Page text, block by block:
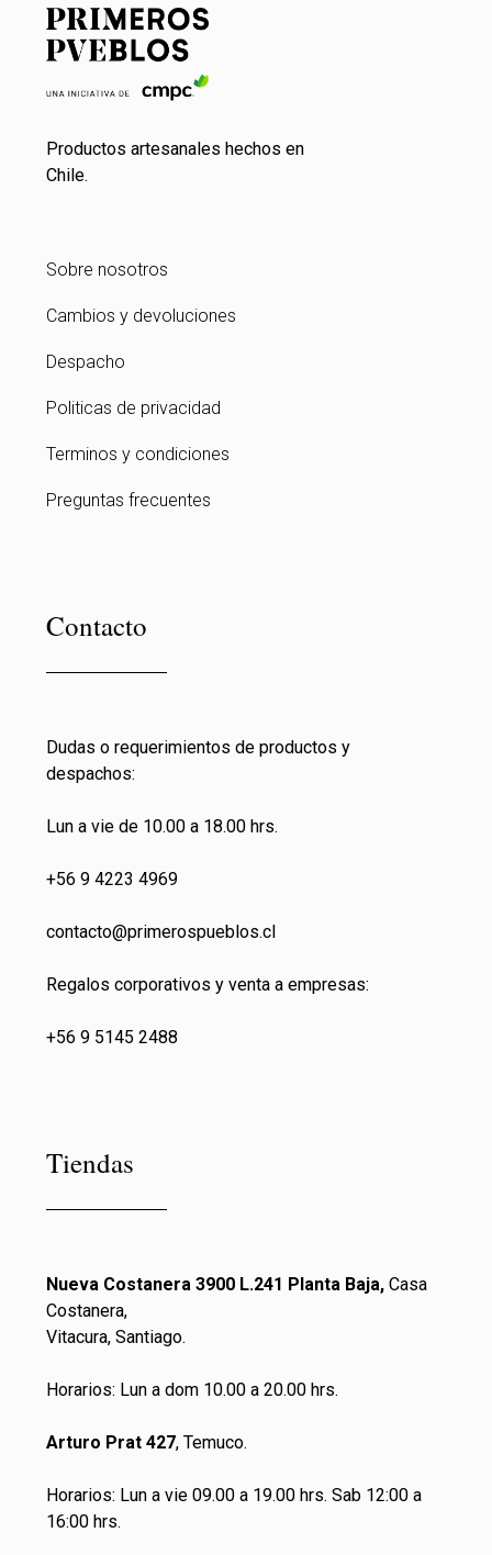
Productos artesanales hechos en
Chile.
Sobre nosotros
Cambios y devoluciones
Despacho
Politicas de privacidad
Terminos y condiciones
Preguntas frecuentes
Contacto
Dudas o requerimientos de productos y
despachos:
Lun a vie de 10.00 a 18.00 hrs.
+56 9 4223 4969
contacto@primerospueblos.cl
Regalos corporativos y venta a empresas:
+56 9 5145 2488
Tiendas
Nueva Costanera 3900 L.241 Planta Baja, Casa
Costanera,
Vitacura, Santiago.
Horarios: Lun a dom 10.00 a 20.00 hrs.
Arturo Prat 427, Temuco.
Horarios: Lun a vie 09.00 a 19.00 hrs. Sab 12:00 a
16:00 hrs.